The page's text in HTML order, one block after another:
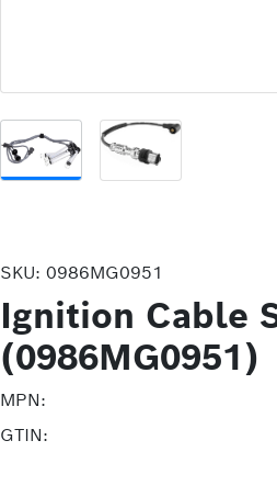
SKU: 0986MG0951
Ignition Cable
(0986MG0951)
MPN:
GTIN: